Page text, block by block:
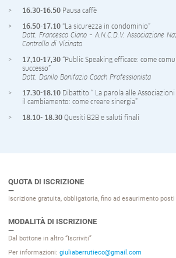
16.30-16.50 Pausa caffè
16.50-17.10 “La sicurezza in condominio”
Dott. Francesco Ciano – A.N.C.D.V. Associazione
Controllo di Vicinato
17,10-17,30 “Public Speaking efficace: come
successo”
Dott. Danilo Bonifazio Coach Professionista
17.30-18.10 Dibattito “ La parola alle
il cambiamento: come creare sinergia”
18.10- 18.30 Quesiti B2B e saluti finali
QUOTA DI ISCRIZIONE
Iscrizione gratuita, obbligatoria, fino ad esaurimento posti
MODALITÀ DI ISCRIZIONE
Dal bottone in altro “Iscriviti”
Per informazioni: giuliaberrutieco@gmail.com